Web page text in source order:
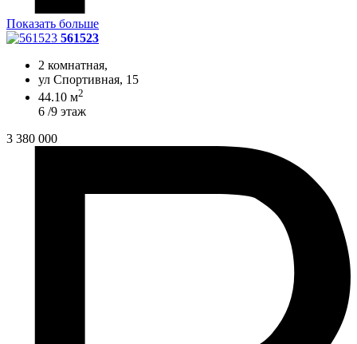
Показать больше
561523
2 комнатная,
ул Спортивная, 15
44.10 м2
6 /9 этаж
3 380 000